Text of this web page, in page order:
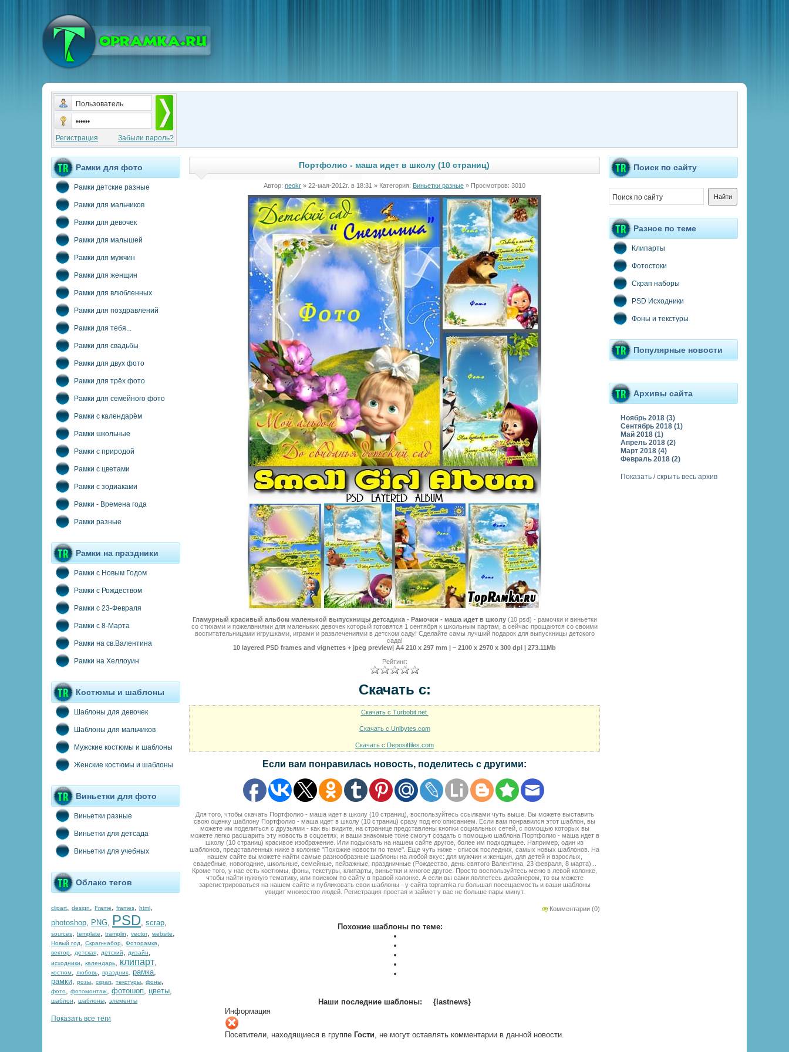
Регистрация Забыли пароль?
Рамки для фото
Рамки детские разные
Рамки для мальчиков
Рамки для девочек
Рамки для малышей
Рамки для мужчин
Рамки для женщин
Рамки для влюбленных
Рамки для поздравлений
Рамки для тебя...
Рамки для свадьбы
Рамки для двух фото
Рамки для трёх фото
Рамки для семейного фото
Рамки с календарём
Рамки школьные
Рамки с природой
Рамки с цветами
Рамки с зодиаками
Рамки - Времена года
Рамки разные
Рамки на праздники
Рамки с Новым Годом
Рамки с Рождеством
Рамки с 23-Февраля
Рамки с 8-Марта
Рамки на св.Валентина
Рамки на Хеллоуин
Костюмы и шаблоны
Шаблоны для девочек
Шаблоны для мальчиков
Мужские костюмы и шаблоны
Женские костюмы и шаблоны
Виньетки для фото
Виньетки разные
Виньетки для детсада
Виньетки для учебных
Облако тегов
clipart, design, Frame, frames, html,
photoshop, PNG, PSD, scrap,
sources, template, tramplin, vector, website,
Новый год, Скрап-набор, Фоторамка,
вектор, детская, детский, дизайн,
исходники, календарь, клипарт,
костюм, любовь, праздник, рамка,
рамки, розы, скрап, текстуры, фоны,
фото, фотомонтаж, фотошоп, цветы,
шаблон, шаблоны, элементы
Показать все теги
Портфолио - маша идет в школу (10 страниц)
Автор: neokr » 22-мая-2012г. в 18:31 » Категория: Виньетки разные » Просмотров: 3010
Гламурный красивый альбом маленькой выпускницы детсадика - Рамочки - маша идет в школу (10 psd) - рамочки и виньетки
со стихами и пожеланиями для маленьких девочек который готовятся 1 сентября к школьным партам, а сейчас прощаются со своими
воспитательницами игрушками, играми и развлечениями в детском саду! Сделайте самы лучший подарок для выпускницы детского
сада!
10 layered PSD frames and vignettes + jpeg preview| A4 210 x 297 mm | ~ 2100 x 2970 x 300 dpi | 273.11Mb
Рейтинг:
Скачать с:
Скачать с Turbobit.net
Скачать с Unibytes.com
Скачать с Depositfiles.com
Если вам понравилась новость, поделитесь с другими:
Для того, чтобы скачать Портфолио - маша идет в школу (10 страниц), воспользуйтесь ссылками чуть выше. Вы можете выставить
свою оценку шаблону Портфолио - маша идет в школу (10 страниц) сразу под его описанием. Если вам понравился этот шаблон, вы
можете им поделиться с друзьями - как вы видите, на странице представлены кнопки социальных сетей, с помощью которых вы
можете легко расшарить эту новость в соцсетях, и ваши знакомые тоже смогут создать с помощью шаблона Портфолио - маша идет в
школу (10 страниц) красивое изображение. Или подыскать на нашем сайте другое, более им подходящее. Например, один из
шаблонов, представленных ниже в колонке "Похожие новости по теме". Еще чуть ниже - список последних, самых новых шаблонов. На
нашем сайте вы можете найти самые разнообразные шаблоны на любой вкус: для мужчин и женщин, для детей и взрослых,
свадебные, новогодние, школьные, семейные, пейзажные, праздничные (Рождество, день святого Валентина, 23 февраля, 8 марта)...
Кроме того, у нас есть костюмы, фоны, текстуры, клипарты, виньетки и многое другое. Просто воспользуйтесь меню в левой колонке,
чтобы найти нужную тематику, или поиском по сайту в правой колонке. А если вы сами являетесь дизайнером, то вы можете
зарегистрироваться на нашем сайте и публиковать свои шаблоны - у сайта topramka.ru большая посещаемость и ваши шаблоны
увидит множество людей. Регистрация простая и займет у вас не больше пары минут.
Комментарии (0)
Похожие шаблоны по теме:
Наши последние шаблоны:
{lastnews}
Информация
Посетители, находящиеся в группе Гости, не могут оставлять комментарии в данной новости.
Поиск по сайту
Разное по теме
Клипарты
Фотостоки
Скрап наборы
PSD Исходники
Фоны и текстуры
Популярные новости
Архивы сайта
Ноябрь 2018 (3)
Сентябрь 2018 (1)
Май 2018 (1)
Апрель 2018 (2)
Март 2018 (4)
Февраль 2018 (2)
Показать / скрыть весь архив